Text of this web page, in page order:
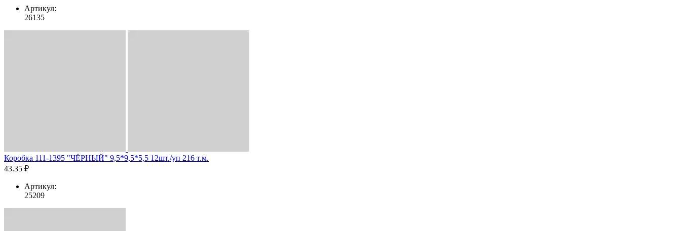
Артикул:
26135
Коробка 111-1395 "ЧЁРНЫЙ" 9,5*9,5*5,5 12шт./уп 216 т.м.
43.35 ₽
Артикул:
25209